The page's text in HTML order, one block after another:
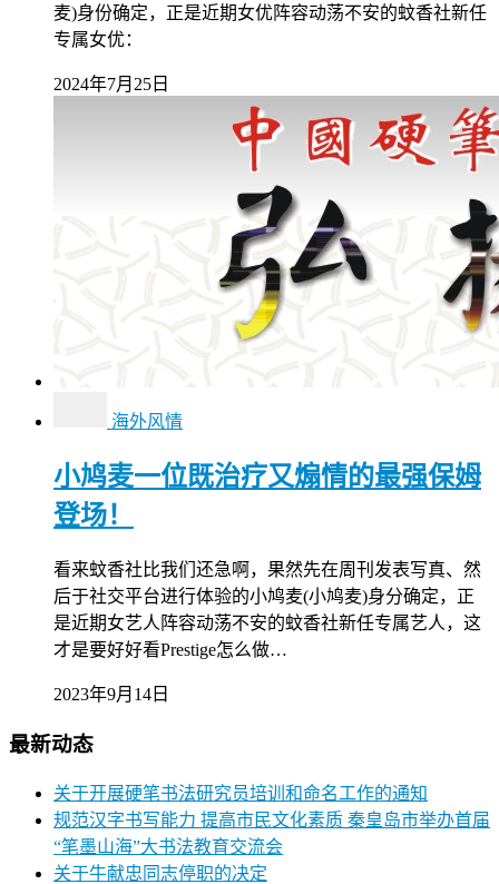
麦)身份确定，正是近期女优阵容动荡不安的蚊香社新任
专属女优：
2024年7月25日
海外风情
小鸠麦一位既治疗又煽情的最强保姆
登场！
看来蚊香社比我们还急啊，果然先在周刊发表写真、然
后于社交平台进行体验的小鸠麦(小鸠麦)身分确定，正
是近期女艺人阵容动荡不安的蚊香社新任专属艺人，这
才是要好好看Prestige怎么做…
2023年9月14日
最新动态
关于开展硬笔书法研究员培训和命名工作的通知
规范汉字书写能力 提高市民文化素质 秦皇岛市举办首届
“笔墨山海”大书法教育交流会
关于牛献忠同志停职的决定